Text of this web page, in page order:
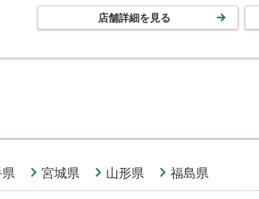
店舗詳細を見る
宮城県 山形県 福島県